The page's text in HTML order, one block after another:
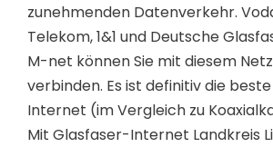
zunehmenden Datenverkehr.
Telekom, 1&1 und Deutsche
M-net können Sie mit diesem
verbinden. Es ist definitiv die
Internet (im Vergleich zu
Mit Glasfaser-Internet Landkreis